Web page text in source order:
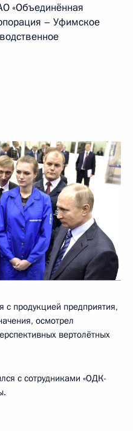
«Объединённая
– Уфимское
с продукцией предприятия,
осмотрел
вертолётных
с сотрудниками «ОДК-